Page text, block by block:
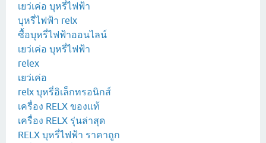
เยว่เค่อ บุหรี่ไฟฟ้า
บุหรี่ไฟฟ้า relx
ซื้อบุหรี่ไฟฟ้าออนไลน์
เยว่เค่อ บุหรี่ไฟฟ้า
relex
เยว่เค่อ
relx บุหรี่อิเล็กทรอนิกส์
เครื่อง RELX ของแท้
เครื่อง RELX รุ่นล่าสุด
RELX บุหรี่ไฟฟ้า ราคาถูก